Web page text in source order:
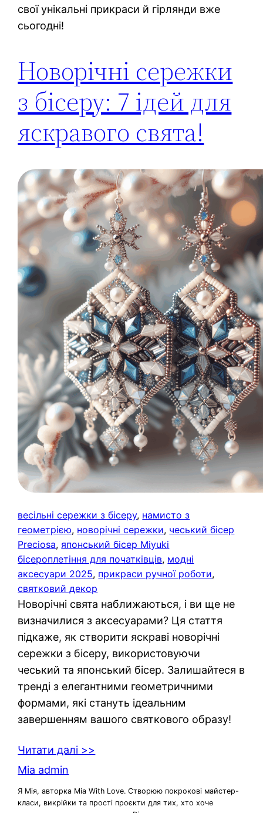
свої унікальні прикраси й гірлянди вже
сьогодні!
Новорічні сережки
з бісеру: 7 ідей для
яскравого свята!
весільні сережки з бісеру, намисто з
геометрією, новорічні сережки, чеський бісер
Preciosa, японський бісер Miyuki
бісероплетіння для початківців, модні
аксесуари 2025, прикраси ручної роботи
святковий декор
Новорічні свята наближаються, і ви ще не
визначилися з аксесуарами? Ця стаття
підкаже, як створити яскраві новорічні
сережки з бісеру, використовуючи
чеський та японський бісер. Залишайтеся в
тренді з елегантними геометричними
формами, які стануть ідеальним
завершенням вашого святкового образу!
Читати далі >>
Mia admin
Я Мія, авторка Mia With Love. Створюю покрокові майстер-
класи, викрійки та прості проєкти для тих, хто хоче